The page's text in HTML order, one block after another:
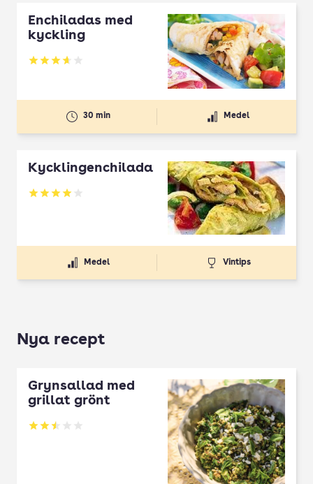
Enchiladas med
kyckling
Betyg: 3.64 av 5
30 min Medel
Kycklingenchilada
Betyg: 3.99 av 5
Medel Vintips
Nya recept
Grynsallad med
grillat grönt
Betyg: 2.5 av 5